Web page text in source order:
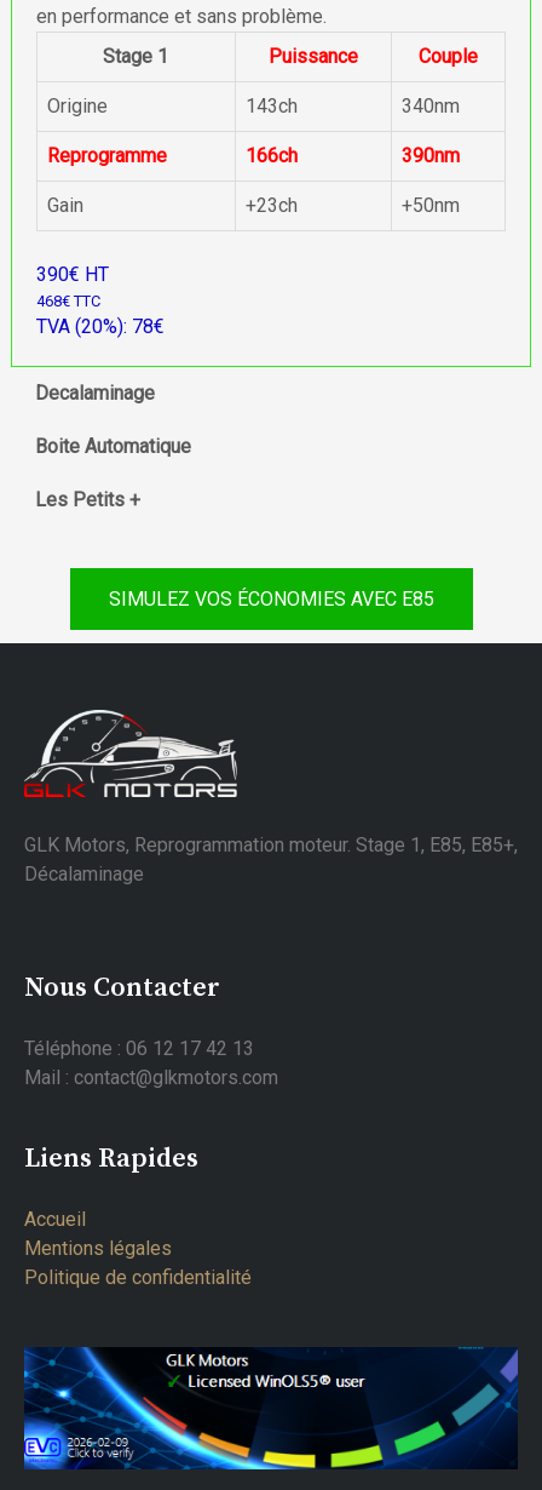
en performance et sans problème.
Stage 1
Puissance Couple
Origine 143ch 340nm
Reprogramme 166ch 390nm
Gain +23ch +50nm
390€ HT
468€ TTC
TVA (20%): 78€
Decalaminage
Boite Automatique
Les Petits +
SIMULEZ VOS ÉCONOMIES AVEC E85
GLK Motors, Reprogrammation moteur. Stage 1, E85, E85+,
Décalaminage
Nous Contacter
Téléphone : 06 12 17 42 13
Mail : contact@glkmotors.com
Liens Rapides
Accueil
Mentions légales
Politique de confidentialité